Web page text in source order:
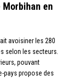
en
avoisiner les 280
selon les secteurs.
pouvant
pays propose des